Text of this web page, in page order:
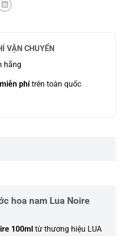
VẬN CHUYỂN
hãng
miễn phítrên toàn quốc
hoa nam Lua Noire
100ml từ thương hiệu LUA